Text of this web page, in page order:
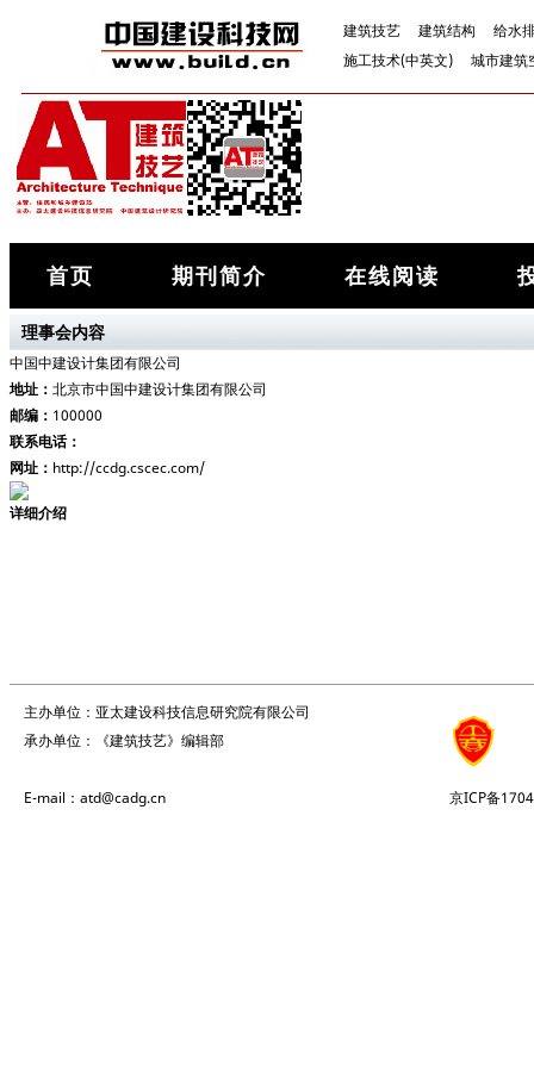
建筑技艺 建筑结构
给水
施工技术(中英文)
城市建筑
首页 期刊简介 在线阅读
理事会内容
中国中建设计集团有限公司
地址： 北京市中国中建设计集团有限公司
邮编： 100000
联系电话：
网址： http://ccdg.cscec.com/
详细介绍
主办单位：亚太建设科技信息研究院有限公司
承办单位：《建筑技艺》编辑部
E-mail：atd@cadg.cn 京ICP备